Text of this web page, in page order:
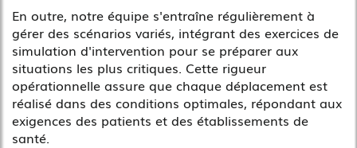
En outre, notre équipe s'entraîne régulièrement à
gérer des scénarios variés, intégrant des exercices de
simulation d'intervention pour se préparer aux
situations les plus critiques. Cette rigueur
opérationnelle assure que chaque déplacement est
réalisé dans des conditions optimales, répondant aux
exigences des patients et des établissements de
santé.